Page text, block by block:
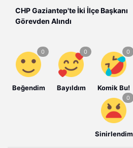
CHP Gaziantep'te İki İlçe Başkanı
Görevden Alındı
Beğendim Bayıldım Komik Bu!
Sinirlendim